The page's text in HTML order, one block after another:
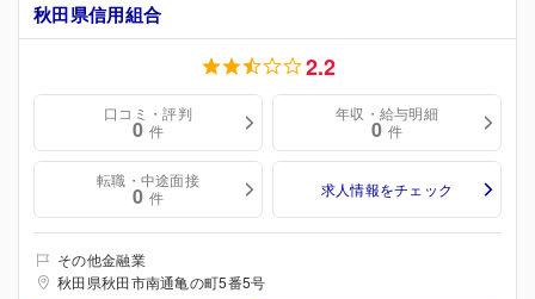
秋田県信用組合
2.2
口コミ・評判
0 件
年収・給与明細
0 件
転職・中途面接
0 件 求人情報をチェック
その他金融業
秋田県秋田市南通亀の町5番5号